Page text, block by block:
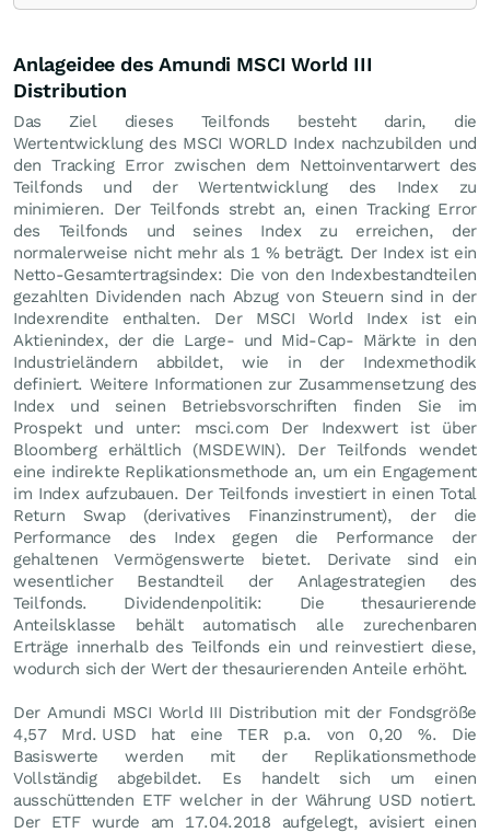
Anlageidee des Amundi MSCI World III
Distribution
Das Ziel dieses Teilfonds besteht darin, die
Wertentwicklung des MSCI WORLD Index nachzubilden und
den Tracking Error zwischen dem Nettoinventarwert des
Teilfonds und der Wertentwicklung des Index zu
minimieren. Der Teilfonds strebt an, einen Tracking Error
des Teilfonds und seines Index zu erreichen, der
normalerweise nicht mehr als 1 % beträgt. Der Index ist ein
Netto-Gesamtertragsindex: Die von den Indexbestandteilen
gezahlten Dividenden nach Abzug von Steuern sind in der
Indexrendite enthalten. Der MSCI World Index ist ein
Aktienindex, der die Large- und Mid-Cap- Märkte in den
Industrieländern abbildet, wie in der Indexmethodik
definiert. Weitere Informationen zur Zusammensetzung des
Index und seinen Betriebsvorschriften finden Sie im
Prospekt und unter: msci.com Der Indexwert ist über
Bloomberg erhältlich (MSDEWIN). Der Teilfonds wendet
eine indirekte Replikationsmethode an, um ein Engagement
im Index aufzubauen. Der Teilfonds investiert in einen Total
Return Swap (derivatives Finanzinstrument), der die
Performance des Index gegen die Performance der
gehaltenen Vermögenswerte bietet. Derivate sind ein
wesentlicher Bestandteil der Anlagestrategien des
Teilfonds. Dividendenpolitik: Die thesaurierende
Anteilsklasse behält automatisch alle zurechenbaren
Erträge innerhalb des Teilfonds ein und reinvestiert diese,
wodurch sich der Wert der thesaurierenden Anteile erhöht.
Der Amundi MSCI World III Distribution mit der Fondsgröße
4,57 Mrd. USD hat eine TER p.a. von 0,20 %. Die
Basiswerte werden mit der Replikationsmethode
Vollständig abgebildet. Es handelt sich um einen
ausschüttenden ETF welcher in der Währung USD notiert.
Der ETF wurde am 17.04.2018 aufgelegt, avisiert einen